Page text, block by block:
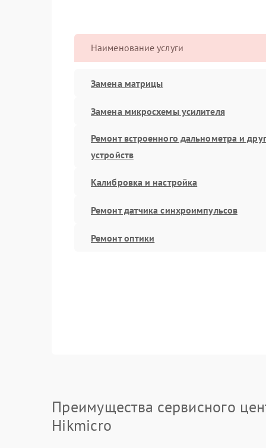
Наименование услуги
Замена матрицы
Замена микросхемы усилителя
Ремонт встроенного дальнометра и
устройств
Калибровка и настройка
Ремонт датчика синхроимпульсов
Ремонт оптики
Преимущества сервисного
Hikmicro